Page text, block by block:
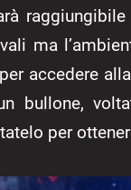
ma
accedere
bullone,
per